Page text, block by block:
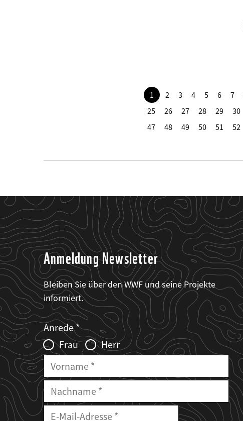
1 2 3 4 5 6 7
25
26 27 28 29 30
47
48 49 50 51 52
Anmeldung Newsletter
Bleiben Sie über den WWF und seine Projekte
informiert.
Web2Case
Infofelder
Fieldset
anrede_name
Anrede
Frau
Herr
Vorname
Nachname
E-
Mailadresse